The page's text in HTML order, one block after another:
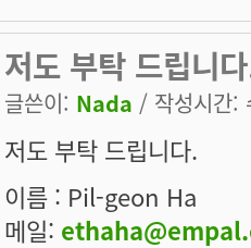
저도 부탁 드립니
글쓴이: Nada / 작성시간
저도 부탁 드립니다.
이름 : Pil-geon Ha
메일: